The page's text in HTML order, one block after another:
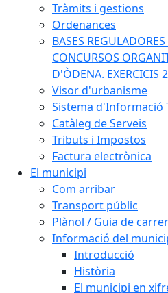
Tràmits i gestions
Ordenances
BASES
CONCURSOS
D'ÒDENA. EXERCICIS
Visor d'urbanisme
Sistema d'Informació
Catàleg de Serveis
Tributs i Impostos
Factura electrònica
El municipi
Com arribar
Transport públic
Plànol / Guia de
Informació del
Introducció
Història
El municipi en